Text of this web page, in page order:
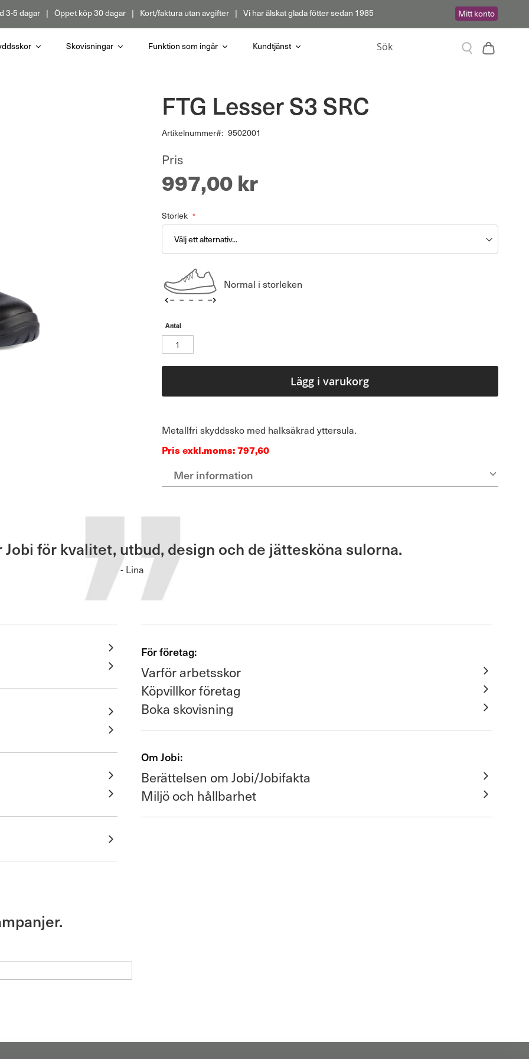
3-5 dagar Öppet köp 30 dagar Kort/faktura utan avgifter Vi har älskat glada fötter sedan 1985 Mitt konto
Skovisningar Funktion som ingår Kundtjänst
FTG Lesser S3 SRC
Artikelnummer 9502001
Pris
997,00 kr
Storlek
Normal i storleken
Antal
Lägg i varukorg
Metallfri skyddssko med halksäkrad yttersula.
Pris exkl.moms: 797,60
Mer information
för kvalitet, utbud, design och de jättesköna sulorna.
- Lina
För företag:
Varför arbetsskor
Köpvillkor företag
Boka skovisning
Om Jobi:
Berättelsen om Jobi/Jobifakta
Miljö och hållbarhet